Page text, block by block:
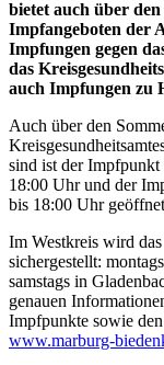
bietet auch über
Impfangeboten der
Impfungen gegen
das
auch Impfungen zu
Auch über den
sind ist der Impfpunkt
18:00 Uhr und der
bis 18:00 Uhr
Im Westkreis wird
sichergestellt:
samstags in
genauen
Impfpunkte sowie
www.marburg-